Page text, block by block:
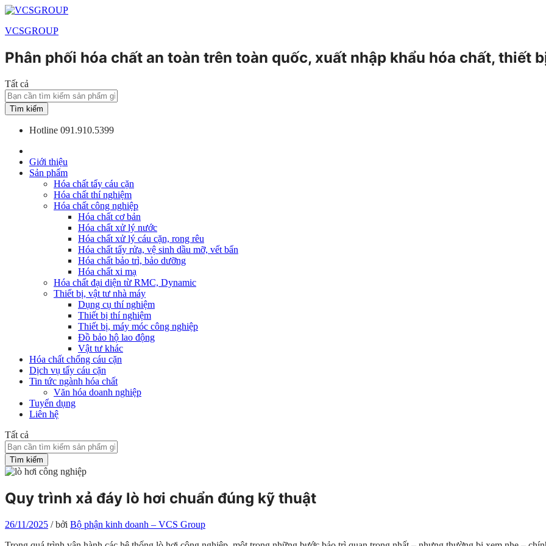
VCSGROUP
Phân phối hóa chất an toàn trên toàn quốc, xuất nhập khẩu hóa chất, thiết
Tất cả
Tìm kiếm
Hotline 091.910.5399
Giới thiệu
Sản phẩm
Hóa chất tẩy cáu cặn
Hóa chất thí nghiệm
Hóa chất công nghiệp
Hóa chất cơ bản
Hóa chất xử lý nước
Hóa chất xử lý cáu cặn, rong rêu
Hóa chất tẩy rửa, vệ sinh dầu mỡ, vết bẩn
Hóa chất bảo trì, bảo dưỡng
Hóa chất xi mạ
Hóa chất đại diện từ RMC, Dynamic
Thiết bị, vật tư nhà máy
Dụng cụ thí nghiệm
Thiết bị thí nghiệm
Thiết bị, máy móc công nghiệp
Đồ bảo hộ lao động
Vật tư khác
Hóa chất chống cáu cặn
Dịch vụ tẩy cáu cặn
Tin tức ngành hóa chất
Văn hóa doanh nghiệp
Tuyển dụng
Liên hệ
Tất cả
Tìm kiếm
Quy trình xả đáy lò hơi chuẩn đúng kỹ thuật
26/11/2025 /bởi Bộ phận kinh doanh – VCS Group